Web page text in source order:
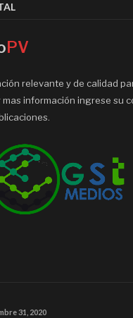
PV
relevante y de calidad
información ingrese su
31, 2020